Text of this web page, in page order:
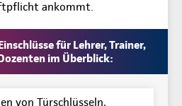
ankommt.
für Lehrer, Trainer,
im Überblick:
von Türschlüsseln,